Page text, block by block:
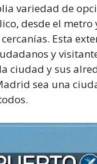
variedad de
desde el metro
Esta
y
ciudad y sus
sea una